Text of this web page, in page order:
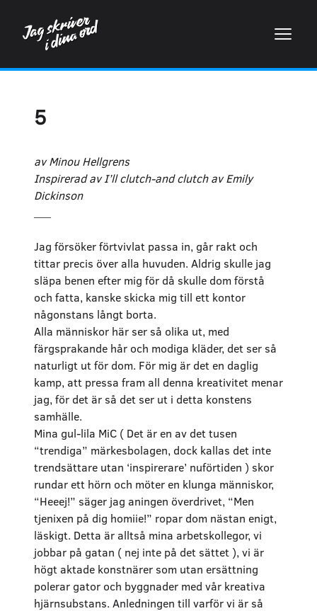
5
av Minou Hellgrens
Inspirerad av I’ll clutch-and clutch av Emily
Dickinson
Jag försöker förtvivlat passa in, går rakt och
tittar precis över alla huvuden. Aldrig skulle jag
släpa benen efter mig för då skulle dom förstå
och fatta, kanske skicka mig till ett kontor
någonstans långt borta.
Alla människor här ser så olika ut, med
färgsprakande hår och modiga kläder, det ser så
naturligt ut för dom. För mig är det en daglig
kamp, att pressa fram all denna kreativitet menar
jag, för det är så det ser ut i detta konstens
samhälle.
Mina gul-lila MiC ( Det är en av det tusen
“trendiga” märkesbolagen, dock kallas det inte
trendsättare utan ‘inspirerare’ nuförtiden ) skor
rundar ett hörn och möter en klunga människor,
“Heeej!” säger jag aningen överdrivet, “Men
tjenixen på dig homiie!” ropar dom nästan enigt,
läskigt. Detta är alltså mina arbetskollegor, vi
jobbar på gatan ( nej inte på det sättet ), vi är
högt aktade konstnärer som utan ersättning
polerar gator och byggnader med vår kreativa
hjärnsubstans. Anledningen till varför vi är så